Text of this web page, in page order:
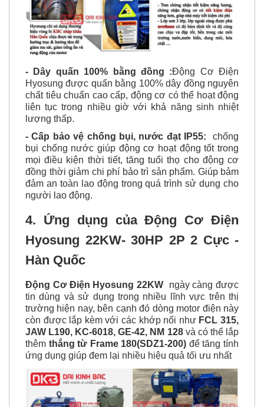
- Dây quấn 100% bằng đồng :Động Cơ Điện
Hyosung được quấn bằng 100% dây đồng nguyên
chất tiêu chuẩn cao cấp, động cơ có thể hoạt động
liên tục trong nhiều giờ với khả năng sinh nhiệt
lượng thấp.
- Cấp bảo vệ chống bụi, nước đạt IP55:
chống
bụi chống nước giúp động cơ hoạt động tốt trong
mọi điều kiện thời tiết, tăng tuổi thọ cho động cơ
đồng thời giảm chi phí bảo trì sản phẩm. Giúp bảm
đảm an toàn lao động trong quá trình sử dụng cho
người lao động.
4. Ứng dụng của Động Cơ Điện
Hyosung 22KW- 30HP 2P 2 Cực -
Hàn Quốc
Động Cơ Điện Hyosung 22KW ngày càng được
tin dùng và sử dụng trong nhiều lĩnh vực trên thị
trường hiện nay, bên cạnh đó dòng motor điện này
còn được lắp kèm với các khớp nối như FCL 315,
JAW L190, KC-6018, GE-42, NM 128và có thể lắp
thêm thắng từ Frame 180(SDZ1-200) để tăng tính
ứng dụng giúp đem lại nhiều hiệu quả tối ưu nhất